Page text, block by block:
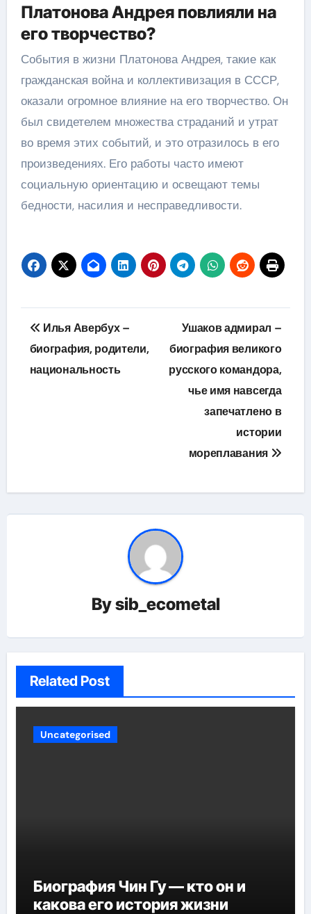
Платонова Андрея повлияли на
его творчество?
События в жизни Платонова Андрея, такие как
гражданская война и коллективизация в СССР,
оказали огромное влияние на его творчество. Он
был свидетелем множества страданий и утрат
во время этих событий, и это отразилось в его
произведениях. Его работы часто имеют
социальную ориентацию и освещают темы
бедности, насилия и несправедливости.
Навигация
по
записям
Илья Авербух –
биография, родители,
национальность
Ушаков адмирал –
биография великого
русского командора,
чье имя навсегда
запечатлено в
истории
мореплавания
Bysib_ecometal
Related Post
Uncategorised
Биография Чин Гу — кто он и
какова его история жизни